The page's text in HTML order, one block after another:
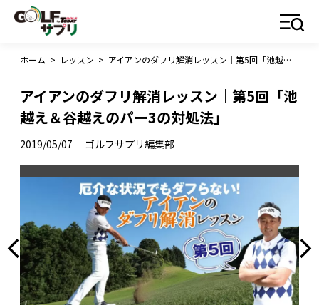
ホーム > レッスン > アイアンのダフリ解消レッスン｜第5回「池越え＆谷越えのパー3の対処法」
アイアンのダフリ解消レッスン｜第5回「池
越え＆谷越えのパー3の対処法」
2019/05/07 ゴルフサプリ編集部